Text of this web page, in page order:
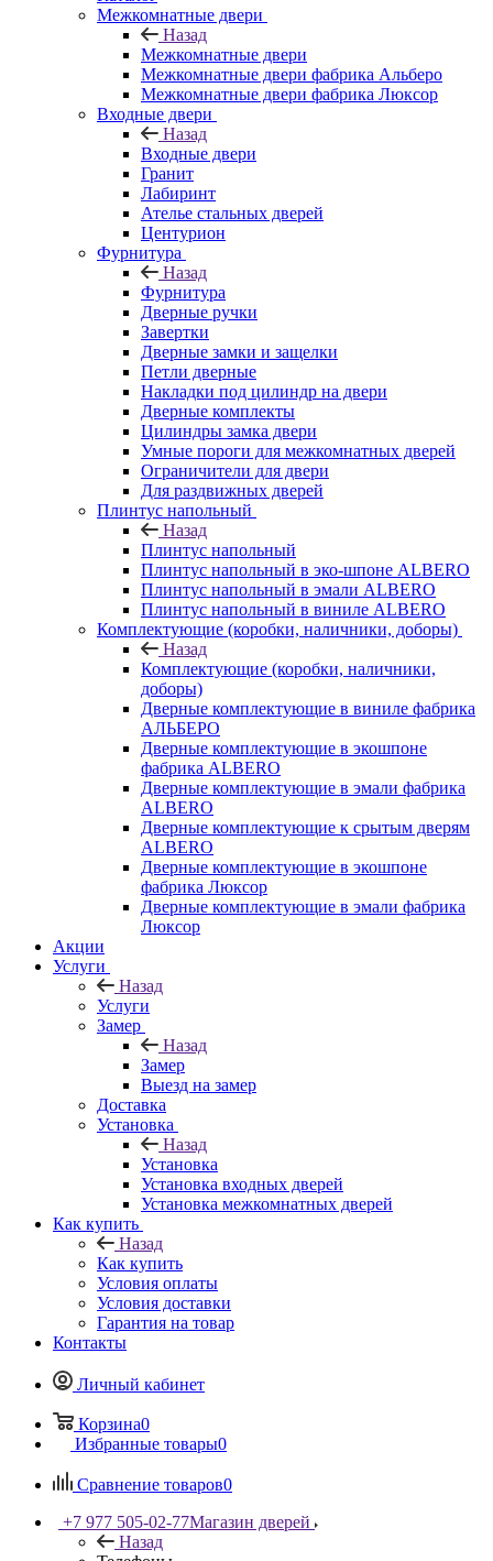
Межкомнатные двери
Назад
Межкомнатные двери
Межкомнатные двери фабрика Альберо
Межкомнатные двери фабрика Люксор
Входные двери
Назад
Входные двери
Гранит
Лабиринт
Ателье стальных дверей
Центурион
Фурнитура
Назад
Фурнитура
Дверные ручки
Завертки
Дверные замки и защелки
Петли дверные
Накладки под цилиндр на двери
Дверные комплекты
Цилиндры замка двери
Умные пороги для межкомнатных дверей
Ограничители для двери
Для раздвижных дверей
Плинтус напольный
Назад
Плинтус напольный
Плинтус напольный в эко-шпоне ALBERO
Плинтус напольный в эмали ALBERO
Плинтус напольный в виниле ALBERO
Комплектующие (коробки, наличники, доборы)
Назад
Комплектующие (коробки, наличники,
доборы)
Дверные комплектующие в виниле фабрика
АЛЬБЕРО
Дверные комплектующие в экошпоне
фабрика ALBERO
Дверные комплектующие в эмали фабрика
ALBERO
Дверные комплектующие к срытым дверям
ALBERO
Дверные комплектующие в экошпоне
фабрика Люксор
Дверные комплектующие в эмали фабрика
Люксор
Акции
Услуги
Назад
Услуги
Замер
Назад
Замер
Выезд на замер
Доставка
Установка
Назад
Установка
Установка входных дверей
Установка межкомнатных дверей
Как купить
Назад
Как купить
Условия оплаты
Условия доставки
Гарантия на товар
Контакты
Личный кабинет
Корзина0
Избранные товары0
Сравнение товаров0
+7 977 505-02-77Магазин дверей
Назад